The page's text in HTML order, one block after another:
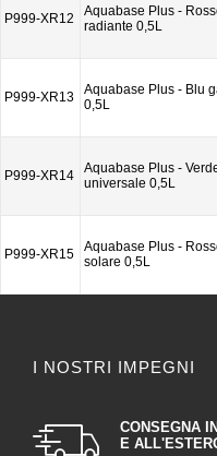
P999-XR12
Aquabase Plus -
radiante 0,5L
P999-XR13
Aquabase Plus - Blu
0,5L
P999-XR14
Aquabase Plus -
universale 0,5L
P999-XR15
Aquabase Plus -
solare 0,5L
I NOSTRI IMPEGNI
CONSEGNA
E